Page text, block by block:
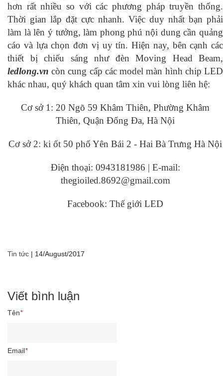
hơn rất nhiều so với các phương pháp truyền thống.
Thời gian lắp đặt cực nhanh. Việc duy nhất bạn phải
làm là lên ý tưởng, làm phong phú nội dung cần quảng
cáo và lựa chọn đơn vị uy tín. Hiện nay, bên cạnh các
thiết bị chiếu sáng như đèn Moving Head Beam,
ledlong.vn còn cung cấp các model màn hình chip LED
khác nhau, quý khách quan tâm xin vui lòng liên hệ:
Cơ sở 1: 20 Ngõ 59 Khâm Thiên, Phường Khâm
Thiên, Quận Đống Đa, Hà Nội
Cơ sở 2: ki ốt 50 phố Yên Bái 2 - Hai Bà Trưng Hà Nội
Điện thoại: 0943181986 | E-mail:
thegioiled.8692@gmail.com
Facebook: Thế giới LED
Tin tức | 14/August/2017
Viết bình luận
Tên*
Email*